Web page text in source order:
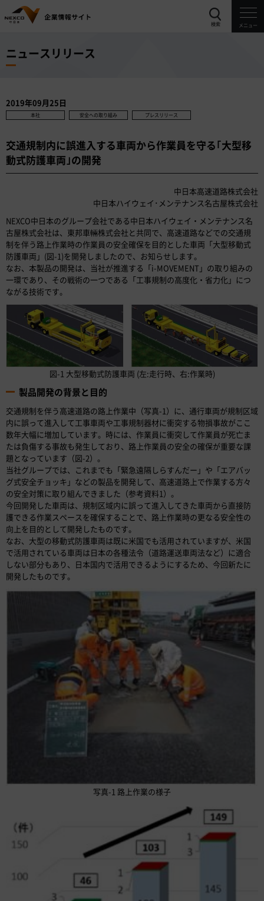
検索 メニュー
ニュースリリース
2019年09月25日
本社 安全への取り組み プレスリリース
交通規制内に誤進入する車両から作業員を守る｢大型移
動式防護車両｣の開発
中日本高速道路株式会社
中日本ハイウェイ･メンテナンス名古屋株式会社
NEXCO中日本のグループ会社である中日本ハイウェイ・メンテナンス名
古屋株式会社は、東邦車輛株式会社と共同で、高速道路などでの交通規
制を伴う路上作業時の作業員の安全確保を目的とした車両「大型移動式
防護車両」(図-1)を開発しましたので、お知らせします。
なお、本製品の開発は、当社が推進する「i-MOVEMENT」の取り組みの
一環であり、その戦術の一つである「工事規制の高度化・省力化」につ
ながる技術です。
図-1 大型移動式防護車両 (左:走行時、右:作業時)
製品開発の背景と目的
交通規制を伴う高速道路の路上作業中（写真-1）に、通行車両が規制区域
内に誤って進入して工事車両や工事規制器材に衝突する物損事故がここ
数年大幅に増加しています。時には、作業員に衝突して作業員が死亡ま
たは負傷する事故も発生しており、路上作業員の安全の確保が重要な課
題となっています（図-2）。
当社グループでは、これまでも「緊急遠隔しらすんだー」や「エアバッ
グ式安全チョッキ」などの製品を開発して、高速道路上で作業する方々
の安全対策に取り組んできました（参考資料1）。
今回開発した車両は、規制区域内に誤って進入してきた車両から直接防
護できる作業スペースを確保することで、路上作業時の更なる安全性の
向上を目的として開発したものです。
なお、大型の移動式防護車両は既に米国でも活用されていますが、米国
で活用されている車両は日本の各種法令（道路運送車両法など）に適合
しない部分もあり、日本国内で活用できるようにするため、今回新たに
開発したものです。
写真-1 路上作業の様子